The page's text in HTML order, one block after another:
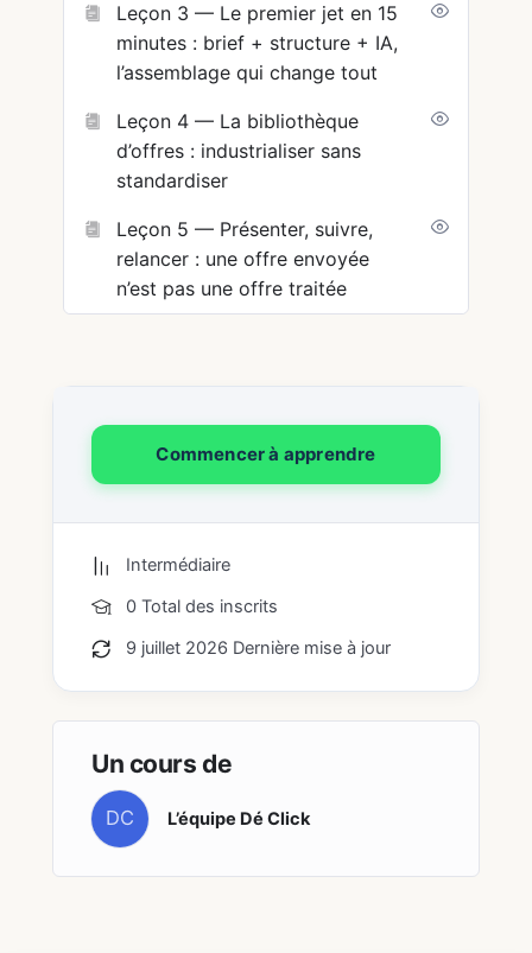
Leçon 3 — Le premier jet en 15
minutes : brief + structure + IA,
l’assemblage qui change tout
Leçon 4 — La bibliothèque
d’offres : industrialiser sans
standardiser
Leçon 5 — Présenter, suivre,
relancer : une offre envoyée
n’est pas une offre traitée
Commencer à apprendre
Intermédiaire
0 Total des inscrits
9 juillet 2026 Dernière mise à jour
Un cours de
DC L’équipe Dé Click